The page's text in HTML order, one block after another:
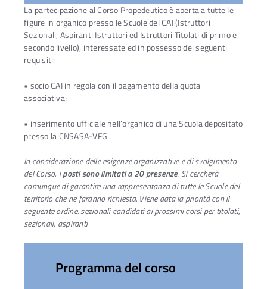
La partecipazione al Corso Propedeutico è aperta a tutte le
figure in organico presso le Scuole del CAI (Istruttori
Sezionali, Aspiranti Istruttori ed Istruttori Titolati di primo e
secondo livello), interessate ed in possesso dei seguenti
requisiti:
• socio CAI in regola con il pagamento della quota
associativa;
• inserimento ufficiale nell’organico di una Scuola depositato
presso la CNSASA-VFG
In considerazione delle esigenze organizzative e di svolgimento
del Corso, iposti sono limitati a 20 presenze. Si cercherà
comunque di garantire una rappresentanza di tutte le Scuole del
territorio che ne faranno richiesta. Viene data la priorità con il
seguente ordine: sezionali candidati ai prossimi corsi per titolati,
sezionali, aspiranti
Programma del corso